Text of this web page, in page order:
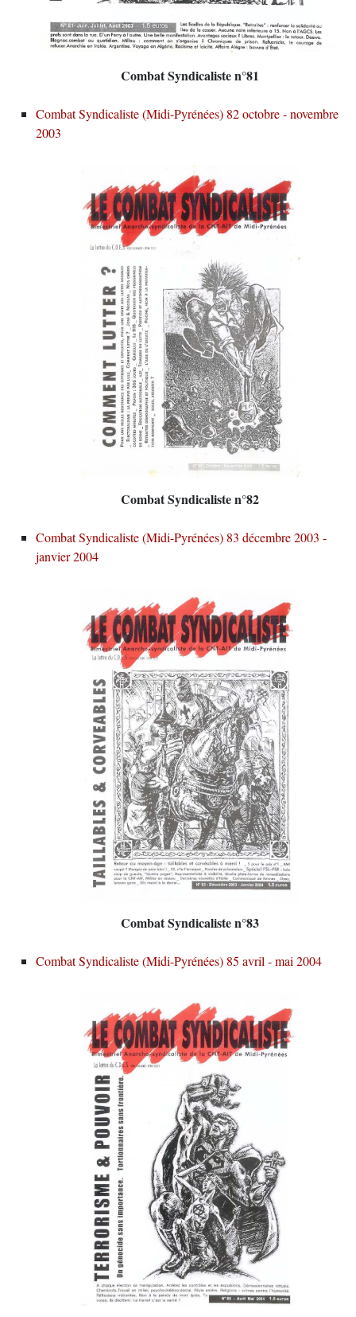
Combat Syndicaliste n°81
Combat Syndicaliste (Midi-Pyrénées) 82 octobre - novembre
2003
Combat Syndicaliste n°82
Combat Syndicaliste (Midi-Pyrénées) 83 décembre 2003 -
janvier 2004
Combat Syndicaliste n°83
Combat Syndicaliste (Midi-Pyrénées) 85 avril - mai 2004